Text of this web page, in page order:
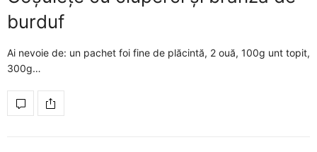
burduf
Ai nevoie de: un pachet foi fine de plăcintă, 2 ouă, 100g unt topit,
300g…